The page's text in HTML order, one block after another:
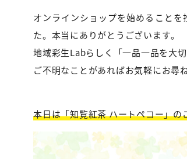
オンラインショップを始めること
た。本当にありがとうございます。
地域彩生Labらしく「一品一品を大
ご不明なことがあればお気軽にお尋
本日は「知覧紅茶 ハートペコー」